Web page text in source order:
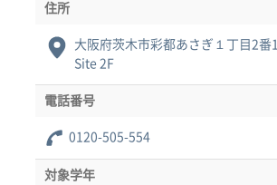
住所
大阪府茨木市彩都あさぎ１丁目2番
Site 2F
電話番号
0120-505-554
対象学年